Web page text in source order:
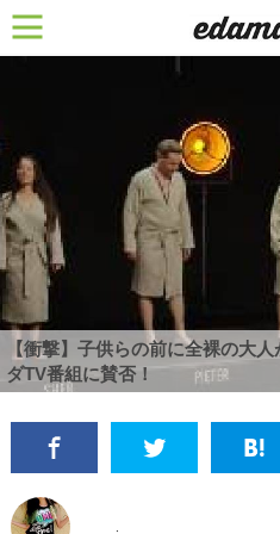
【衝撃】子供らの前に全裸の大
ダTV番組に賛否！